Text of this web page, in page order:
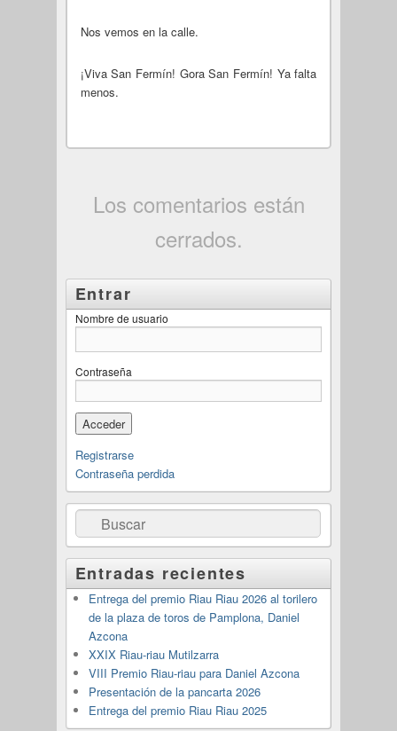
Nos vemos en la calle.
¡Viva San Fermín! Gora San Fermín! Ya falta
menos.
Los comentarios están
cerrados.
Entrar
Nombre de usuario
Contraseña
Registrarse
Contraseña perdida
Buscar
Entradas recientes
Entrega del premio Riau Riau 2026 al torilero
de la plaza de toros de Pamplona, Daniel
Azcona
XXIX Riau-riau Mutilzarra
VIII Premio Riau-riau para Daniel Azcona
Presentación de la pancarta 2026
Entrega del premio Riau Riau 2025